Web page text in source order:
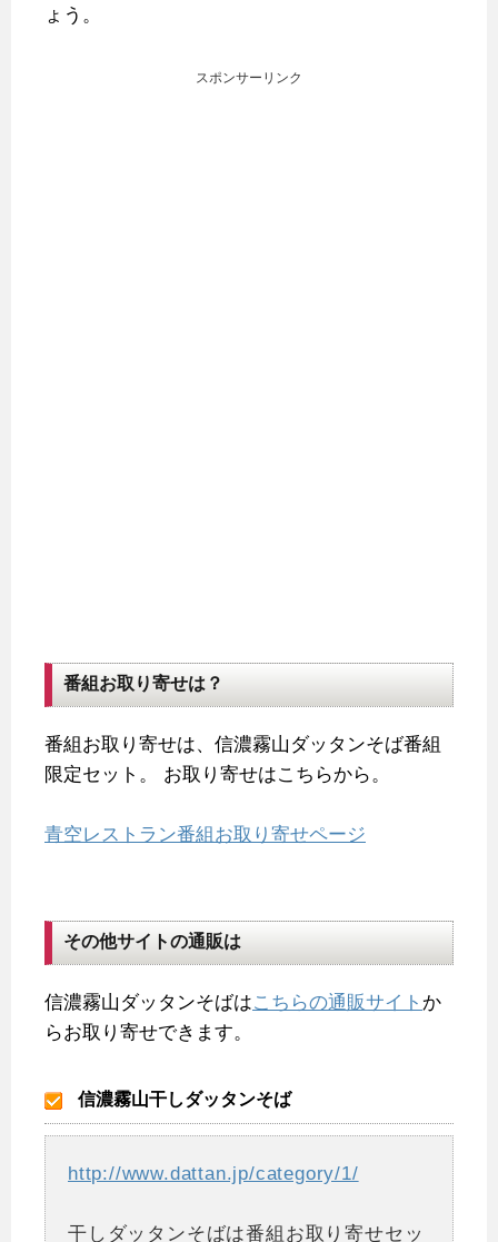
ょう。
スポンサーリンク
番組お取り寄せは？
番組お取り寄せは、信濃霧山ダッタンそば番組
限定セット。
お取り寄せはこちらから。
青空レストラン番組お取り寄せページ
その他サイトの通販は
信濃霧山ダッタンそばはこちらの通販サイト か
らお取り寄せできます。
信濃霧山干しダッタンそば
http://www.dattan.jp/category/1/
干しダッタンそばは番組お取り寄せセッ